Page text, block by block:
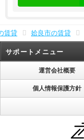
賃貸 姶良市の賃貸
サポートメニュー
運営会社概要
個人情報保護方針